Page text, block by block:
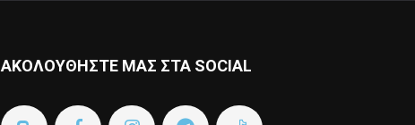
ΑΚΟΛΟΥΘΗΣΤΕ ΜΑΣ ΣΤΑ SOCIAL